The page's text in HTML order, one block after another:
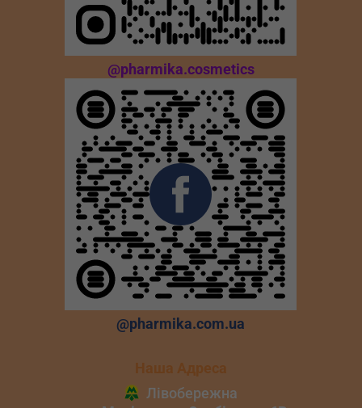
@pharmika.cosmetics
@pharmika.com.ua
Наша Адреса